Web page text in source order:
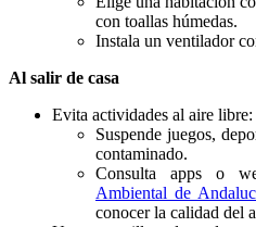
con toallas húmedas.
Instala un ventilador
Al salir de casa
Evita actividades al aire libre:
Suspende juegos,
contaminado.
Consulta apps o
Ambiental de
conocer la calidad del